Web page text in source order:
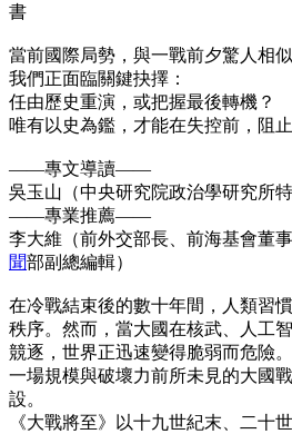
書
當前國際局勢，與一戰前夕驚人相似
我們正面臨關鍵抉擇：
任由歷史重演，或把握最後轉機？
唯有以史為鑑，才能在失控前，阻
——專文導讀——
吳玉山（中央研究院政治學研究所特
——專業推薦——
李大維（前外交部長、前海基會董
聞部副總編輯）
在冷戰結束後的數十年間，人類習
秩序。然而，當大國在核武、人工
競逐，世界正迅速變得脆弱而危險
一場規模與破壞力前所未見的大國
設。
《大戰將至》以十九世紀末、二十